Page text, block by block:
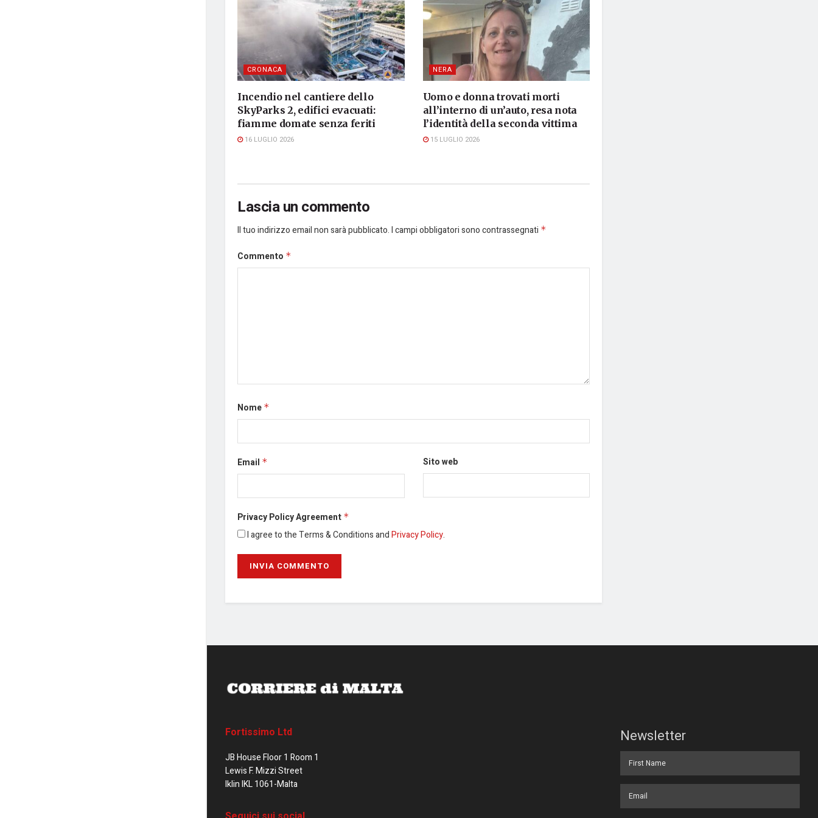
CRONACA
Incendio nel cantiere dello
SkyParks 2, edifici evacuati:
fiamme domate senza feriti
16 LUGLIO 2026
NERA
Uomo e donna trovati morti
all’interno di un’auto, resa nota
l’identità della seconda vittima
15 LUGLIO 2026
Lascia un commento
Il tuo indirizzo email non sarà pubblicato.I campi obbligatori sono contrassegnati *
Commento *
Nome *
Email * Sito web
Privacy Policy Agreement *
I agree to the Terms & Conditions andPrivacy Policy.
Fortissimo Ltd
JB House Floor 1 Room 1
Lewis F. Mizzi Street
Iklin IKL 1061-Malta
Newsletter